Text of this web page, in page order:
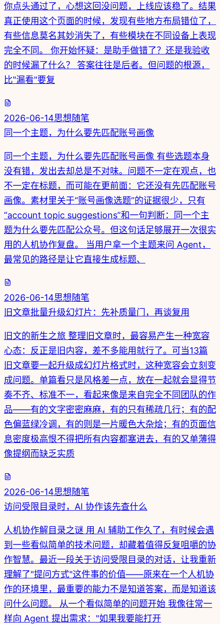
你点头通过了，心想这回没问题，上线应该稳了。结果
真正使用这个页面的时候，发现有些地方布局错位了，
有些信息莫名其妙消失了，有些模块在不同设备上表现
完全不同。 你开始怀疑：是助手做错了？还是我验收
的时候漏了什么？ 答案往往是后者。但问题的根源，
比"漏看"要复
2026-06-14思想随笔
同一个主题，为什么要先匹配账号画像
同一个主题，为什么要先匹配账号画像 有些选题本身
没有错，发出去却总是不对味。问题不一定在观点，也
不一定在标题，而可能在更前面：它还没有先匹配账号
画像。素材里关于“账号画像选题”的证据很少，只有
“account topic suggestions”和一句判断：同一个主
题为什么要先匹配公众号。但这句话足够展开一次很实
用的人机协作复盘。 当用户拿一个主题来问 Agent，
最常见的路径是让它直接生成标题、
2026-06-14思想随笔
旧文章批量升级幻灯片：先补质量门，再谈复用
旧文的新生之旅 整理旧文章时，最容易产生一种宽容
心态：反正是旧内容，差不多能用就行了。可当13篇
旧文章要一起升级成幻灯片格式时，这种宽容会立刻变
成问题。单篇看只是风格差一点，放在一起就会显得节
奏不齐、标准不一，看起来像是来自完全不同团队的作
品——有的文字密密麻麻，有的只有稀疏几行；有的配
色偏蓝绿冷调，有的则是一片暖色大杂烩；有的页面信
息密度极高恨不得把所有内容都塞进去，有的又单薄得
像提纲而缺乏实质
2026-06-14思想随笔
访问受限目录时，AI 协作该先查什么
人机协作解目录之谜 用 AI 辅助工作久了，有时候会遇
到一些看似简单的技术问题，却藏着值得反复咀嚼的协
作智慧。最近一段关于访问受限目录的对话，让我重新
理解了"提问方式"这件事的价值——原来在一个人机协
作的环境里，最重要的能力不是知道答案，而是知道该
问什么问题。 从一个看似简单的问题开始 我像往常一
样向 Agent 提出需求："如果我要能打开